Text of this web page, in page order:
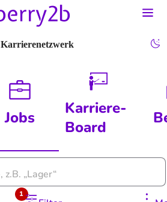
Karrierenetzwerk
Jobs
Karriere-
Board
1